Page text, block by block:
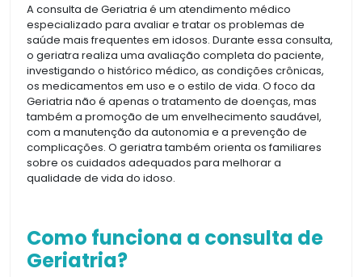
A consulta de Geriatria é um atendimento médico
especializado para avaliar e tratar os problemas de
saúde mais frequentes em idosos. Durante essa consulta,
o geriatra realiza uma avaliação completa do paciente,
investigando o histórico médico, as condições crônicas,
os medicamentos em uso e o estilo de vida. O foco da
Geriatria não é apenas o tratamento de doenças, mas
também a promoção de um envelhecimento saudável,
com a manutenção da autonomia e a prevenção de
complicações. O geriatra também orienta os familiares
sobre os cuidados adequados para melhorar a
qualidade de vida do idoso.
Como funciona a consulta de
Geriatria?